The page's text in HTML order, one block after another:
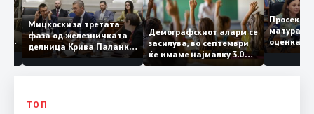
Во
Мицкоски за третата
фаза од железничката
делница Крива Паланка
– Деве Баир: Проектот
нема да заврши на
целина
Демографскиот аларм се
засилува, во септември
ќе имаме најмалку 3.000
првачиња помалку
матура
оценка
TОП